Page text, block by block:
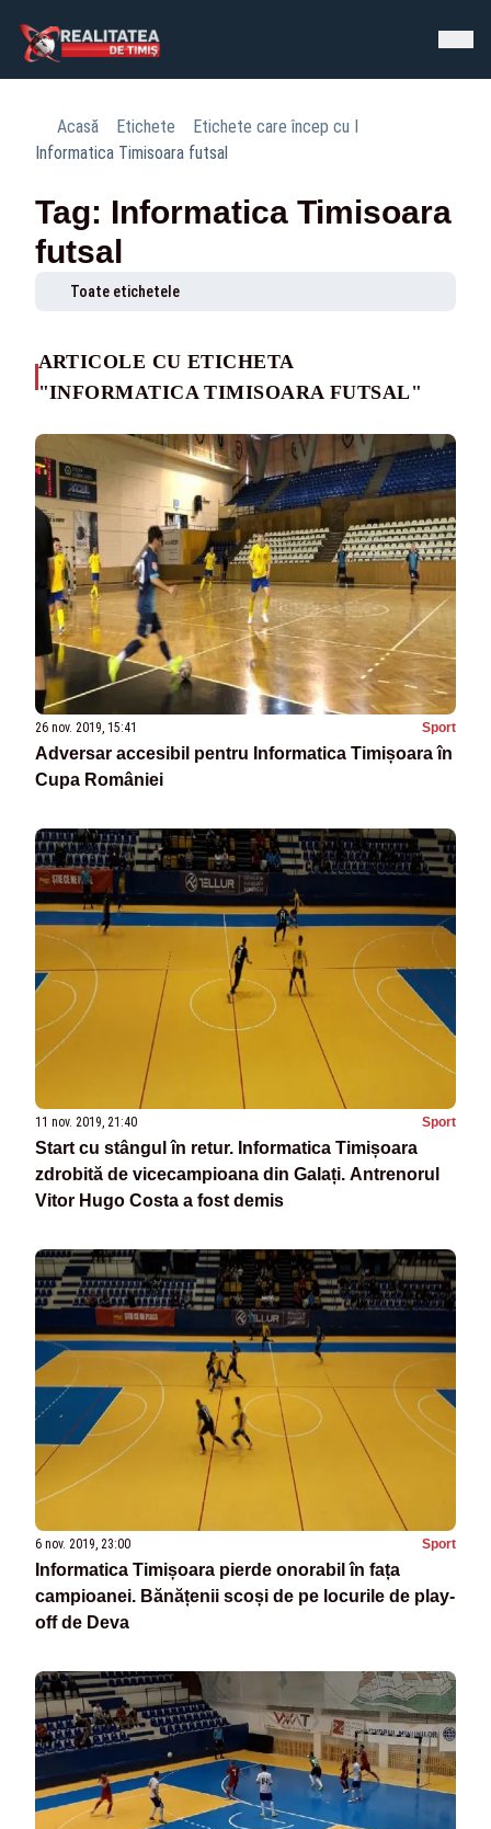
Acasă Etichete
Etichete care încep cu I
Informatica Timisoara futsal
Tag: Informatica Timisoara
futsal
Toate etichetele
ARTICOLE CU ETICHETA
"INFORMATICA TIMISOARA FUTSAL"
26 nov. 2019, 15:41 Sport
Adversar accesibil pentru Informatica Timișoara în
Cupa României
11 nov. 2019, 21:40 Sport
Start cu stângul în retur. Informatica Timișoara
zdrobită de vicecampioana din Galați. Antrenorul
Vitor Hugo Costa a fost demis
6 nov. 2019, 23:00 Sport
Informatica Timișoara pierde onorabil în fața
campioanei. Bănățenii scoși de pe locurile de play-
off de Deva